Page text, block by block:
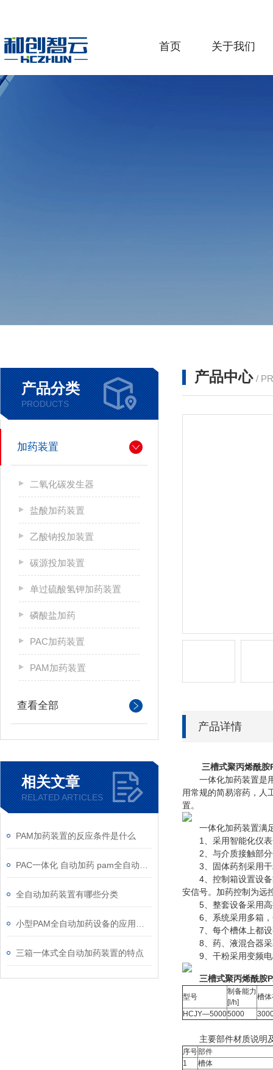
首页 关于我们
产品分类
PRODUCTS
加药装置
二氧化碳发生器
盐酸加药装置
乙酸钠投加装置
碳源投加装置
单过硫酸氢钾加药装置
磷酸盐加药
PAC加药装置
PAM加药装置
查看全部
相关文章
RELATED ARTICLES
PAM加药装置的反应条件是什么
全自动加药装置有哪些分类
三箱一体式全自动加药装置的特点
产品中心 /
产品详情
三槽式聚丙烯酰
一体化加药装置是用
用常规的简易溶药，人
置。
一体化加药装置满
1、采用智能化仪表
2、与介质接触部分
3、固体药剂采用干
4、控制箱设置设备
安信号。加药控制为远
5、整套设备采用高
6、系统采用多箱，
7、每个槽体上都设
8、药、液混合器采
9、干粉采用变频电
三槽式聚丙烯酰胺
型号
制备能力
[l/h]
槽
HCJY—50005000
主要部件材质说明
序号部件
1
槽体